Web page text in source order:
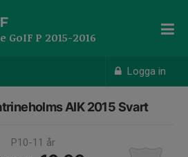
Logga in
GoIF P 2015-2016
AIK 2015 Svart
P10-11 år